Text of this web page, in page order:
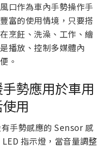
口作為車內手勢操作手
富的使用情境，只要搭
烹飪、洗澡、工作、繪
播放、控制多媒體內
。
勢應用於車用
用
手勢感應的 Sensor 感
指示燈，當音量調整